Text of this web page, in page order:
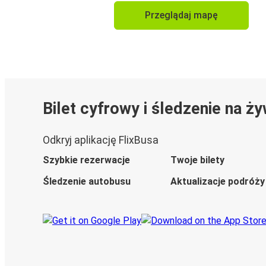
Przeglądaj mapę
Bilet cyfrowy i śledzenie na
Odkryj aplikację FlixBusa
Szybkie rezerwacje
Twoje bilety
Śledzenie autobusu
Aktualizacje podróży